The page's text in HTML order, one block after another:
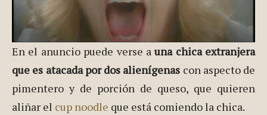
En el anuncio puede verse auna chica extranjera
que es atacada por dos alienígenas con aspecto de
pimentero y de porción de queso, que quieren
aliñar el cup noodle que está comiendo la chica.